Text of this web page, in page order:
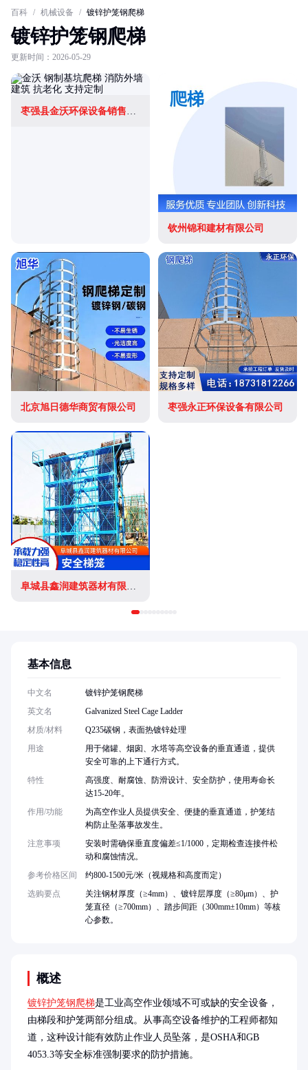
百科 / 机械设备 / 镀锌护笼钢爬梯
镀锌护笼钢爬梯
更新时间：2026-05-29
枣强县金沃环保设备销售厂(个体工商户)
钦州锦和建材有限公司
北京旭日德华商贸有限公司 枣强永正环保设备有限公司
阜城县鑫润建筑器材有限公司
概述
镀锌护笼钢爬梯是工业高空作业领域不可或缺的安全设备，
由梯段和护笼两部分组成。从事高空设备维护的工程师都知
道，这种设计能有效防止作业人员坠落，是OSHA和GB
4053.3等安全标准强制要求的防护措施。
基本信息
中文名
镀锌护笼钢爬梯
英文名
Galvanized Steel Cage Ladder
材质/材料
Q235碳钢，表面热镀锌处理
用途
用于储罐、烟囱、水塔等高空设备的垂直通道，提供
安全可靠的上下通行方式。
特性
高强度、耐腐蚀、防滑设计、安全防护，使用寿命长
达15-20年。
作用/功能
为高空作业人员提供安全、便捷的垂直通道，护笼结
构防止坠落事故发生。
注意事项
安装时需确保垂直度偏差≤1/1000，定期检查连接件松
动和腐蚀情况。
参考价格区间
约800-1500元/米（视规格和高度而定）
选购要点
关注钢材厚度（≥4mm）、镀锌层厚度（≥80μm）、护
笼直径（≥700mm）、踏步间距（300mm±10mm）等核
心参数。